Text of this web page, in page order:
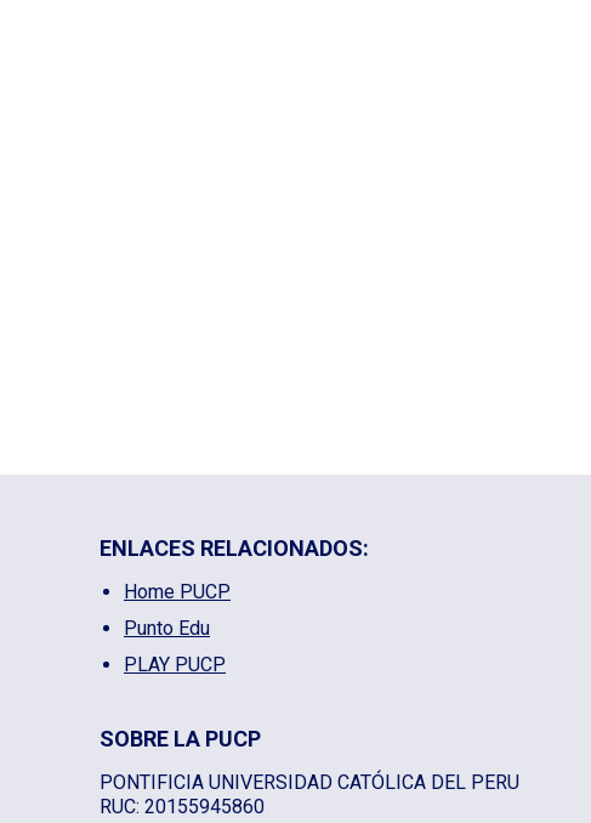
ENLACES RELACIONADOS:
Home PUCP
Punto Edu
PLAY PUCP
SOBRE LA PUCP
PONTIFICIA UNIVERSIDAD CATÓLICA DEL PERU
RUC: 20155945860